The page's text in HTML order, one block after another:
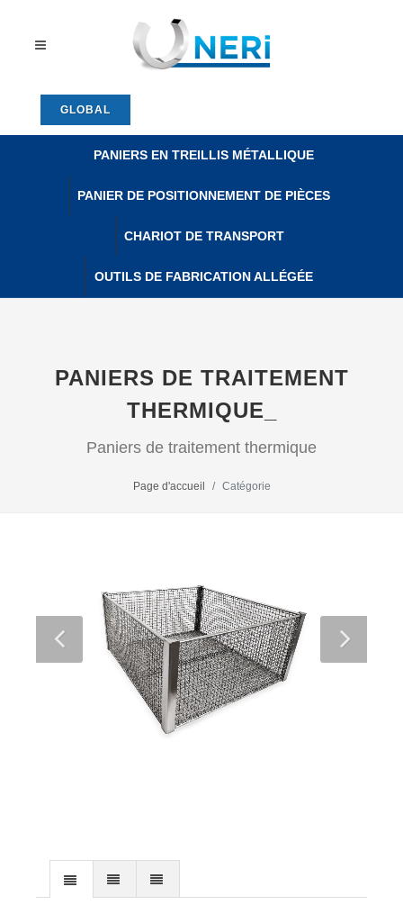
GLOBAL
PANIERS EN TREILLIS MÉTALLIQUE
PANIER DE POSITIONNEMENT DE PIÈCES
CHARIOT DE TRANSPORT
OUTILS DE FABRICATION ALLÉGÉE
PANIERS DE TRAITEMENT
THERMIQUE_
Paniers de traitement thermique
Page d'accueil Catégorie